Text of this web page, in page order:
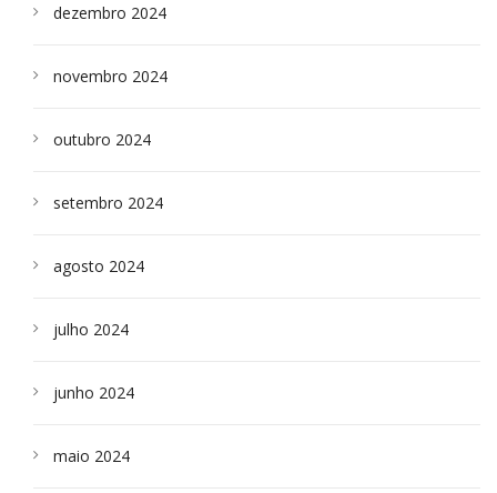
dezembro 2024
novembro 2024
outubro 2024
setembro 2024
agosto 2024
julho 2024
junho 2024
maio 2024